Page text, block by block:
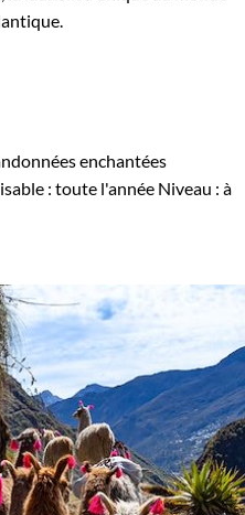
enchantées
: toute l'année Niveau : à